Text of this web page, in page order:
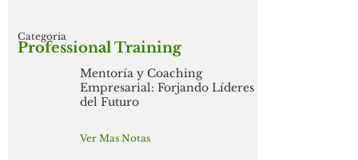
Categoria
Professional Training
Mentoría y Coaching
Empresarial: Forjando Líderes
del Futuro
Ver Mas Notas